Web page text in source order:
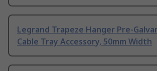
Legrand Trapeze Hanger Pre-
Cable Tray Accessory, 50mm Width